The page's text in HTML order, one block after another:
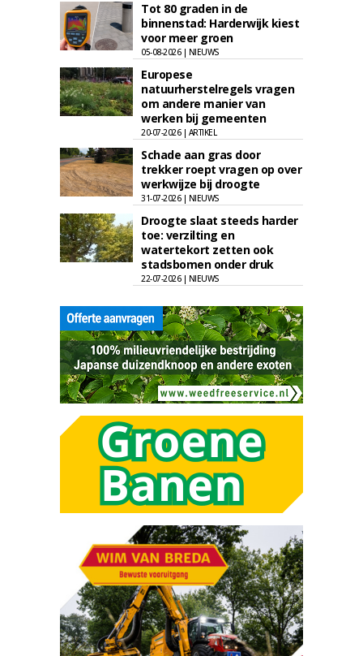
Tot 80 graden in de
binnenstad: Harderwijk kiest
voor meer groen
05-08-2026 | NIEUWS
Europese
natuurherstelregels vragen
om andere manier van
werken bij gemeenten
20-07-2026 | ARTIKEL
Schade aan gras door
trekker roept vragen op over
werkwijze bij droogte
31-07-2026 | NIEUWS
Droogte slaat steeds harder
toe: verzilting en
watertekort zetten ook
stadsbomen onder druk
22-07-2026 | NIEUWS